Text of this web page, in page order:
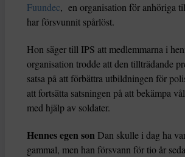
Fuundec, en organisation för anhöriga
har försvunnit spårlöst.
Hon säger till IPS att medlemmarna i
organisation trodde att den tillträdande
satsa på att förbättra utbildningen för
att fortsätta satsningen på att bekämpa
med hjälp av soldater.
Hennes egen son Dan skulle i dag ha
gammal, men han försvann för tio år